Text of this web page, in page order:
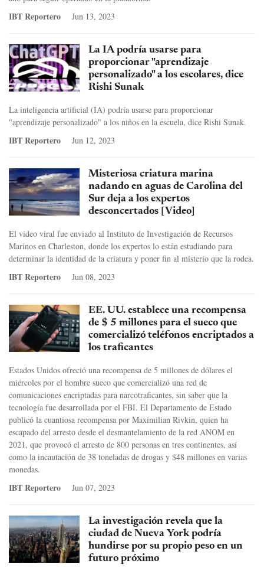
IBT Reportero Jun 13, 2023
La IA podría usarse para
proporcionar "aprendizaje
personalizado" a los escolares, dice
Rishi Sunak
La inteligencia artificial (IA) podría usarse para proporcionar
"aprendizaje personalizado" a los niños en la escuela, dice Rishi Sunak.
IBT Reportero Jun 12, 2023
Misteriosa criatura marina
nadando en aguas de Carolina del
Sur deja a los expertos
desconcertados [Video]
El video viral fue enviado al Instituto de Investigación de Recursos
Marinos en Charleston, donde los expertos lo están estudiando para
determinar la identidad de la criatura y poner fin al misterio que la rodea.
IBT Reportero Jun 08, 2023
EE. UU. establece una recompensa
de $ 5 millones para el sueco que
comercializó teléfonos encriptados a
los traficantes
Estados Unidos ofreció una recompensa de 5 millones de dólares el
miércoles por el hombre sueco que comercializó una red de
comunicaciones encriptadas para narcotraficantes, sin saber que la
tecnología fue desarrollada por el FBI. El Departamento de Estado
publicó la cuantiosa recompensa por Maximilian Rivkin, quien ha
escapado del arresto desde el desmantelamiento de la red ANOM en
2021, que provocó el arresto de 800 personas en tres continentes, así
como la incautación de 38 toneladas de drogas y $48 millones en varias
monedas.
IBT Reportero Jun 07, 2023
La investigación revela que la
ciudad de Nueva York podría
hundirse por su propio peso en un
futuro próximo